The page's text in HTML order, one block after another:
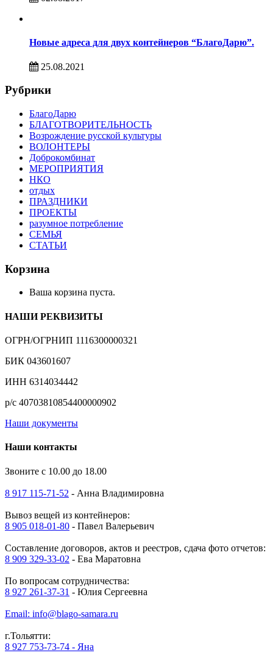
Новые адреса для двух контейнеров “БлагоДарю”.
25.08.2021
Рубрики
БлагоДарю
БЛАГОТВОРИТЕЛЬНОСТЬ
Возрождение русской культуры
ВОЛОНТЕРЫ
Доброкомбинат
МЕРОПРИЯТИЯ
НКО
отдых
ПРАЗДНИКИ
ПРОЕКТЫ
разумное потребление
СЕМЬЯ
СТАТЬИ
Корзина
Ваша корзина пуста.
НАШИ РЕКВИЗИТЫ
ОГРН/ОГРНИП 1116300000321
БИК 043601607
ИНН 6314034442
р/с 40703810854400000902
Наши документы
Наши контакты
Звоните с 10.00 до 18.00
8 917 115-71-52 - Анна Владимировна
Вывоз вещей из контейнеров:
8 905 018-01-80 - Павел Валерьевич
Составление договоров, актов и реестров, сдача фото отчетов:
8 909 329-33-02 - Ева Маратовна
По вопросам сотрудничества:
8 927 261-37-31 - Юлия Сергеевна
Email: info@blago-samara.ru
г.Тольятти:
8 927 753-73-74 - Яна